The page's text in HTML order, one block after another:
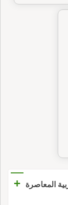
المعاصرة +